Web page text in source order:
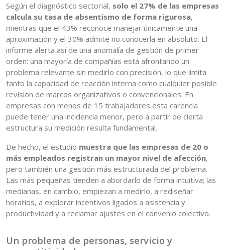
Según el diagnóstico sectorial, solo el 27% de las empresas
calcula su tasa de absentismo de forma rigurosa,
mientras que el 43% reconoce manejar únicamente una
aproximación y el 30% admite no conocerla en absoluto. El
informe alerta así de una anomalía de gestión de primer
orden: una mayoría de compañías está afrontando un
problema relevante sin medirlo con precisión, lo que limita
tanto la capacidad de reacción interna como cualquier posible
revisión de marcos organizativos o convencionales. En
empresas con menos de 15 trabajadores esta carencia
puede tener una incidencia menor, pero a partir de cierta
estructura su medición resulta fundamental.
De hecho, el estudio muestra que las empresas de 20 o
más empleados registran un mayor nivel de afección,
pero también una gestión más estructurada del problema.
Las más pequeñas tienden a abordarlo de forma intuitiva; las
medianas, en cambio, empiezan a medirlo, a rediseñar
horarios, a explorar incentivos ligados a asistencia y
productividad y a reclamar ajustes en el convenio colectivo.
Un problema de personas, servicio y